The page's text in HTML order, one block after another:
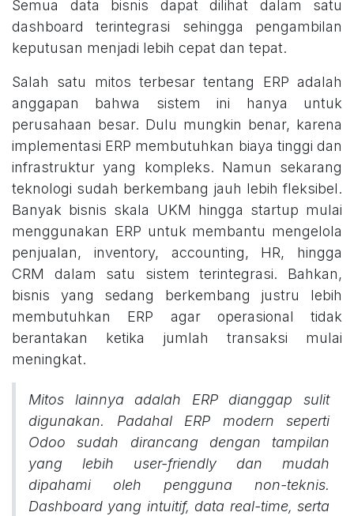
Semua data bisnis dapat dilihat dalam satu
dashboard terintegrasi sehingga pengambilan
keputusan menjadi lebih cepat dan tepat.
Salah satu mitos terbesar tentang ERP adalah
anggapan bahwa sistem ini hanya untuk
perusahaan besar. Dulu mungkin benar, karena
implementasi ERP membutuhkan biaya tinggi dan
infrastruktur yang kompleks. Namun sekarang
teknologi sudah berkembang jauh lebih fleksibel.
Banyak bisnis skala UKM hingga startup mulai
menggunakan ERP untuk membantu mengelola
penjualan, inventory, accounting, HR, hingga
CRM dalam satu sistem terintegrasi. Bahkan,
bisnis yang sedang berkembang justru lebih
membutuhkan ERP agar operasional tidak
berantakan ketika jumlah transaksi mulai
meningkat.
Mitos lainnya adalah ERP dianggap sulit
digunakan. Padahal ERP modern seperti
Odoo sudah dirancang dengan tampilan
yang lebih user-friendly dan mudah
dipahami oleh pengguna non-teknis.
Dashboard yang intuitif, data real-time, serta